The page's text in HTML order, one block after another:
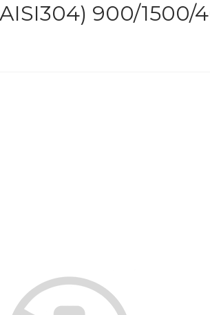
900/1500/